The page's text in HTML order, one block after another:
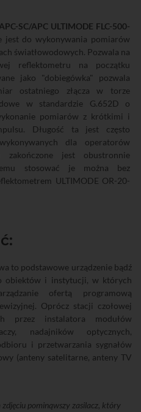
SC/APC ULTIMODE FLC-500-
jest do wykonywania pomiarów
światłowodowych. Pozwala na
reflektometru na początku
jako "dobiegówka" pozwala
ostatniego złącza w torze
w standardzie G.652D o
pomiarów z krótkimi i
Długość ta jest często
dla operatorów
zakończone jest obustronnie
stosować je można bez
ULTIMODE OR-20-
to podstawowe urządzenie bądź
obiektów i instytucji, w których
ofertą programową
Oprócz stacji czołowej
przez instalatora modułów
nadajników optycznych,
i przetwarzania sygnałów
(anteny satelitarne, anteny TV
pominąwszy zasilacz, który